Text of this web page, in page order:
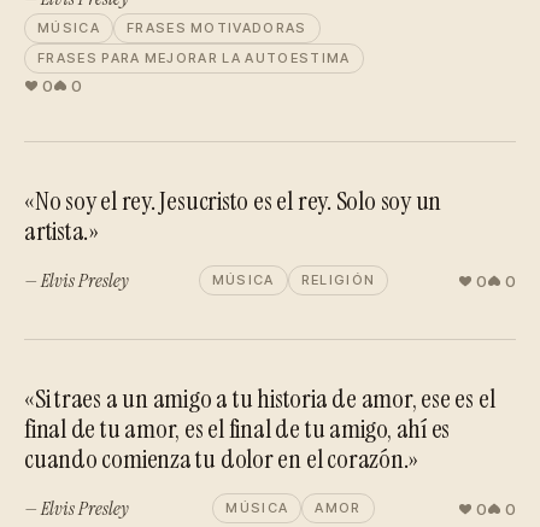
MÚSICA
FRASES MOTIVADORAS
FRASES PARA MEJORAR LA AUTOESTIMA
0 0
«No soy el rey. Jesucristo es el rey. Solo soy un
artista.»
— Elvis Presley MÚSICA RELIGIÓN 0 0
«Si traes a un amigo a tu historia de amor, ese es el
final de tu amor, es el final de tu amigo, ahí es
cuando comienza tu dolor en el corazón.»
— Elvis Presley MÚSICA AMOR 0 0